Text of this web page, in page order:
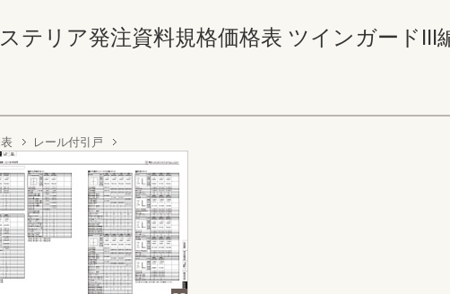
テリア発注資料規格価格表 ツインガードIII
レール付引戸